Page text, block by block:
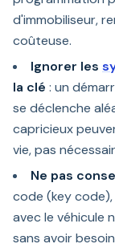
d'immobiliseur,
coûteuse.
Ignorer les
la clé : un
se déclenche
capricieux
vie, pas
Ne pas
code (key
avec le véhicule
sans avoir